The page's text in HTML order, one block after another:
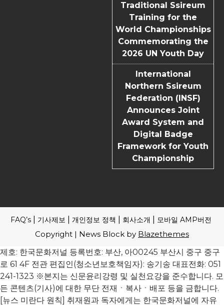
Traditional Ssireum
Training for the
World Championships
Commemorating the
2026 UN Youth Day
International
Northern Ssireum
Federation (INSF)
Announces Joint
Award System and
Digital Badge
Framework for Youth
Championship
FAQ’s 기사제보 개인정보 정책 회사소개 모바일 AMP버전
Copyright | News Block by Blazethemes
제호: 한국문화저널 등록번호: 부산, 아00245 부산시 중구 중구
로 61 4F 전관 편집인(청소년보호책임자): 송기송 대표전화: 051
241-1323 ※본지는 신문윤리강령 및 실천요강을 준수합니다. 모
든 콘텐츠(기사)에 대한 무단 전재ㆍ복사ㆍ배포 등을 금합니다.
[뉴스 미란다 원칙] 취재원과 독자에게는 한국문화저널에 자유